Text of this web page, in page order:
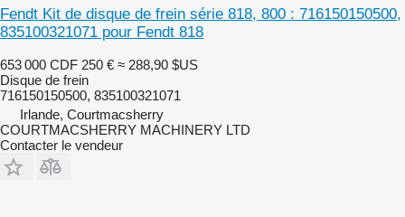
Fendt Kit de disque de frein série 818, 800 : 716150150500,
835100321071 pour Fendt 818
653 000 CDF 250 € ≈ 288,90 $US
Disque de frein
716150150500, 835100321071
Irlande, Courtmacsherry
COURTMACSHERRY MACHINERY LTD
Contacter le vendeur